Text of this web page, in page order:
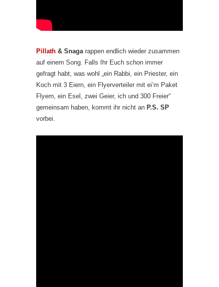
Pillath & Snaga rappen endlich wieder zusammen
auf einem Song. Falls Ihr Euch schon immer
gefragt habt, was wohl „ein Rabbi, ein Priester, ein
Koch mit 3 Eiern, ein Flyerverteiler mit ei’m Paket
Flyern, ein Esel, zwei Geier, ich und 300 Freier“
gemeinsam haben, kommt ihr nicht an P.S. SP
vorbei.